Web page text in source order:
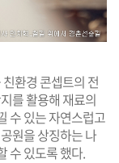
환경 콘셉트의 전
를 활용해 재료의
수 있는 자연스럽고
원을 상징하는 나
수 있도록 했다.